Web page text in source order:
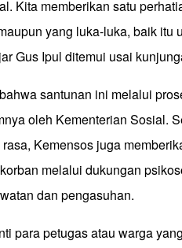
Kita memberikan satu
yang luka-luka, baik itu
Gus Ipul ditemui usai
santunan ini melalui
oleh Kementerian Sosial.
Kemensos juga
melalui dukungan
dan pengasuhan.
para petugas atau warga